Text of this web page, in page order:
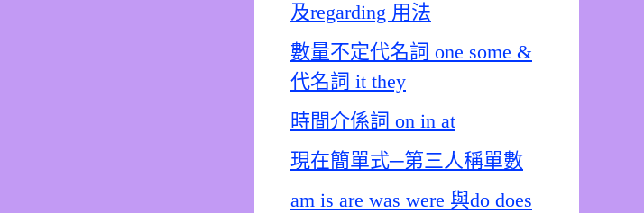
及regarding 用法
數量不定代名詞 one some &
代名詞 it they
時間介係詞 on in at
現在簡單式─第三人稱單數
am is are was were 與do does